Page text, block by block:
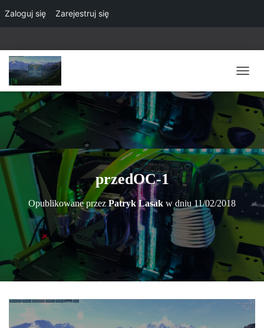
Zaloguj się Zarejestruj się
R
E
Ą
C
Z
N
A
G
C
Ę
przedOC-1
Opublikowane przezPatryk Lasak w dniu 11/02/2018